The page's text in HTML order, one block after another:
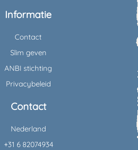
Informatie
Contact
Slim geven
ANBI stichting
Privacybeleid
Contact
Nederland
+31 6 82074934